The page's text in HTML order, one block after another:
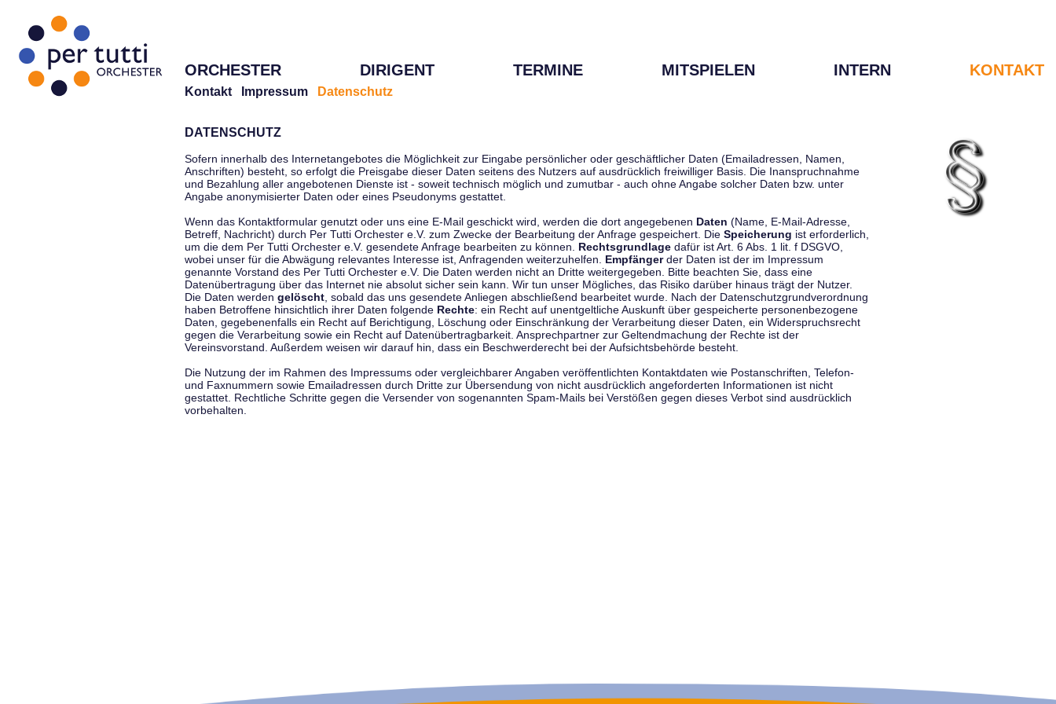
ORCHESTER DIRIGENT TERMINE MITSPIELEN INTERN KONTAKT
Kontakt Impressum Datenschutz
DATENSCHUTZ
Sofern innerhalb des Internetangebotes die Möglichkeit zur Eingabe persönlicher oder geschäftlicher Daten (Emailadressen, Namen,
Anschriften) besteht, so erfolgt die Preisgabe dieser Daten seitens des Nutzers auf ausdrücklich freiwilliger Basis. Die Inanspruchnahme
und Bezahlung aller angebotenen Dienste ist - soweit technisch möglich und zumutbar - auch ohne Angabe solcher Daten bzw. unter
Angabe anonymisierter Daten oder eines Pseudonyms gestattet.
Wenn das Kontaktformular genutzt oder uns eine E-Mail geschickt wird, werden die dort angegebenen Daten (Name, E-Mail-Adresse,
Betreff, Nachricht) durch Per Tutti Orchester e.V. zum Zwecke der Bearbeitung der Anfrage gespeichert. Die Speicherung ist erforderlich,
um die dem Per Tutti Orchester e.V. gesendete Anfrage bearbeiten zu können. Rechtsgrundlage dafür ist Art. 6 Abs. 1 lit. f DSGVO,
wobei unser für die Abwägung relevantes Interesse ist, Anfragenden weiterzuhelfen. Empfängerder Daten ist der im Impressum
genannte Vorstand des Per Tutti Orchester e.V. Die Daten werden nicht an Dritte weitergegeben. Bitte beachten Sie, dass eine
Datenübertragung über das Internet nie absolut sicher sein kann. Wir tun unser Mögliches, das Risiko darüber hinaus trägt der Nutzer.
Die Daten werden gelöscht , sobald das uns gesendete Anliegen abschließend bearbeitet wurde. Nach der Datenschutzgrundverordnung
haben Betroffene hinsichtlich ihrer Daten folgende Rechte: ein Recht auf unentgeltliche Auskunft über gespeicherte personenbezogene
Daten, gegebenenfalls ein Recht auf Berichtigung, Löschung oder Einschränkung der Verarbeitung dieser Daten, ein Widerspruchsrecht
gegen die Verarbeitung sowie ein Recht auf Datenübertragbarkeit. Ansprechpartner zur Geltendmachung der Rechte ist der
Vereinsvorstand. Außerdem weisen wir darauf hin, dass ein Beschwerderecht bei der Aufsichtsbehörde besteht.
Die Nutzung der im Rahmen des Impressums oder vergleichbarer Angaben veröffentlichten Kontaktdaten wie Postanschriften, Telefon-
und Faxnummern sowie Emailadressen durch Dritte zur Übersendung von nicht ausdrücklich angeforderten Informationen ist nicht
gestattet. Rechtliche Schritte gegen die Versender von sogenannten Spam-Mails bei Verstößen gegen dieses Verbot sind ausdrücklich
vorbehalten.